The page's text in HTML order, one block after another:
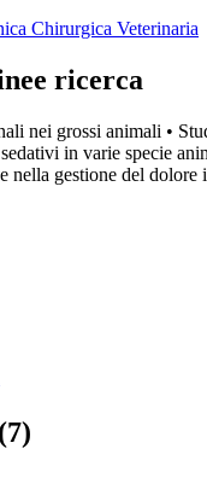
Chirurgica Veterinaria
ricerca
nei grossi animali •
in varie specie
nella gestione del dolore